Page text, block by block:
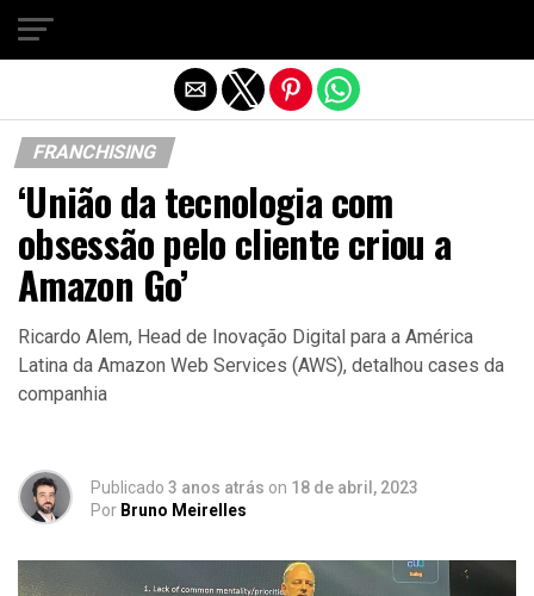
FRANCHISING
‘União da tecnologia com
obsessão pelo cliente criou a
Amazon Go’
Ricardo Alem, Head de Inovação Digital para a América
Latina da Amazon Web Services (AWS), detalhou cases da
companhia
Publicado 3 anos atrás on 18 de abril, 2023
Por Bruno Meirelles